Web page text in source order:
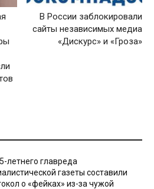
В России заблокировали
сайты независимых медиа
«Дискурс» и «Гроза»
летнего главреда
газеты составили
о «фейках» из-за чужой